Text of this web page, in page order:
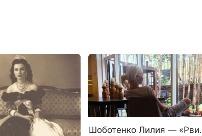
Шоботенко Лилия — «Рви.